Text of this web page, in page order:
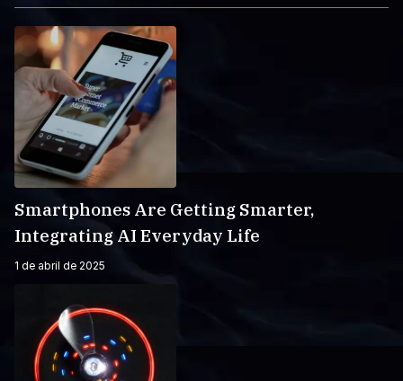
Smartphones Are Getting Smarter,
Integrating AI Everyday Life
1 de abril de 2025